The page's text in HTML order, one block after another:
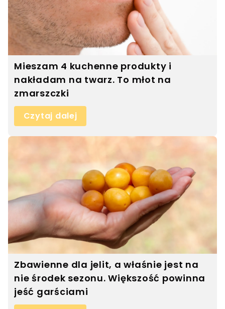
Mieszam 4 kuchenne produkty i
nakładam na twarz. To młot na
zmarszczki
Czytaj dalej
Zbawienne dla jelit, a właśnie jest na
nie środek sezonu. Większość powinna
jeść garściami